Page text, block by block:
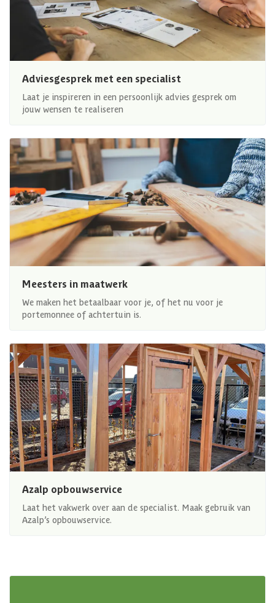
Adviesgesprek met een specialist
Laat je inspireren in een persoonlijk advies gesprek om
jouw wensen te realiseren
Meesters in maatwerk
We maken het betaalbaar voor je, of het nu voor je
portemonnee of achtertuin is.
Azalp opbouwservice
Laat het vakwerk over aan de specialist. Maak gebruik van
Azalp’s opbouwservice.